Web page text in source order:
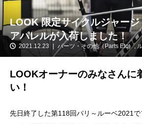
LOOK 限定サイクルジャージ
アパレルが入荷しました！
2021.12.23 パーツ・その他（Parts Etc）,
LOOKオーナーのみなさんに
い！
先日終了した第118回パリ～ルーベ2021